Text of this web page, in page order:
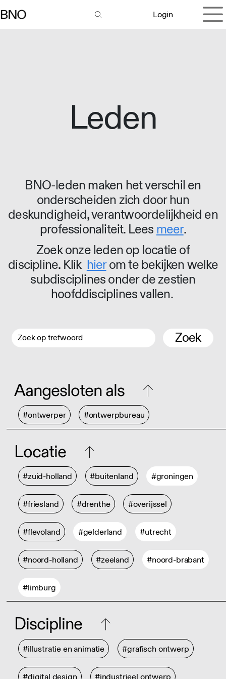
Login
Leden
BNO-leden maken het verschil en
onderscheiden zich door hun
deskundigheid, verantwoordelijkheid en
professionaliteit. Lees meer.
Zoek onze leden op locatie of
discipline. Klik hierom te bekijken welke
subdisciplines onder de zestien
hoofddisciplines vallen.
Zoek
Aangesloten als
#ontwerper #ontwerpbureau
Locatie
#zuid-holland #buitenland #groningen
#friesland #drenthe #overijssel
#flevoland #gelderland #utrecht
#noord-holland #zeeland #noord-brabant
#limburg
Discipline
#illustratie en animatie #grafisch ontwerp
#digital design #industrieel ontwerp